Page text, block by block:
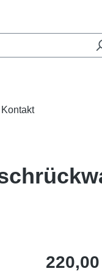
Kontakt
Regulärer